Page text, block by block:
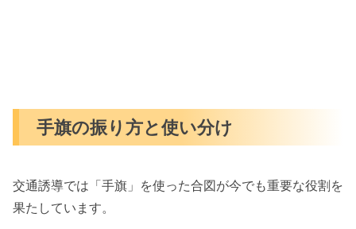
手旗の振り方と使い分け
交通誘導では「手旗」を使った合図が今でも重要な役割を
果たしています。